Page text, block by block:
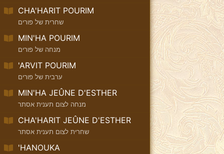
CHA'HARIT POURIM
שחרית של פורים
MIN'HA POURIM
מנחה של פורים
'ARVIT POURIM
ערבית של פורים
MIN'HA JEÛNE D'ESTHER
מנחה לצום תענית אסתר
CHA'HARIT JEÛNE D'ESTHER
שחרית לצום תענית אסתר
'HANOUKA